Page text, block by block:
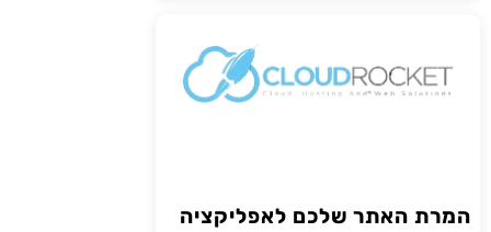
המרת האתר שלכם לאפליקציה